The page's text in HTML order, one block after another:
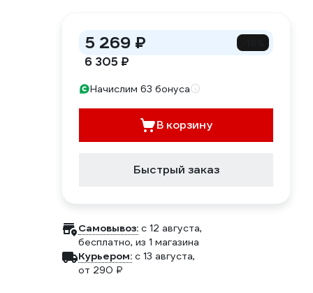
5 269 ₽
6 305 ₽
Начислим 63 бонуса
В корзину
Быстрый заказ
Самовывоз: c 12 августа,
бесплатно, из 1 магазина
Курьером: c 13 августа,
от 290 ₽